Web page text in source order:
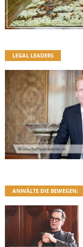
LEGAL LEADERS
ANWÄLTE DIE BEWEGEN: